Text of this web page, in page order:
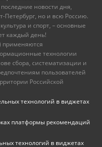
новости дня,
Петербург, но и всю Россию.
и спорт, – основные
каждый день!
применяются
технологии
сбора, систематизации и
пользователей
Российской
технологий в виджетах
платформы рекомендаций
технологий в виджетах